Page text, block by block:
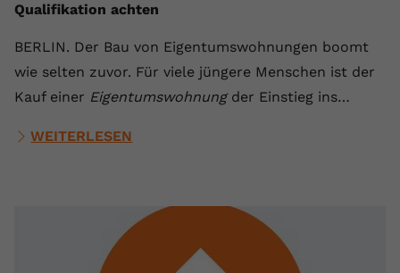
Qualifikation achten
BERLIN. Der Bau von Eigentumswohnungen boomt
wie selten zuvor. Für viele jüngere Menschen ist der
Kauf einer Eigentumswohnungder Einstieg ins…
WEITERLESEN